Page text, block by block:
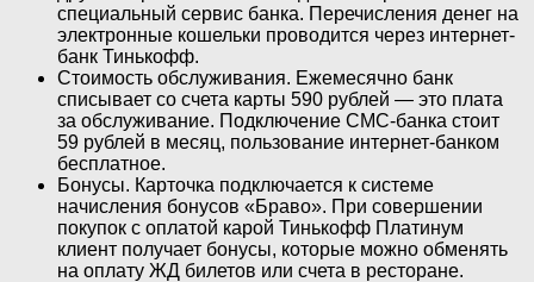
специальный сервис банка. Перечисления денег на
электронные кошельки проводится через интернет-
банк Тинькофф.
Стоимость обслуживания. Ежемесячно банк
списывает со счета карты 590 рублей — это плата
за обслуживание. Подключение СМС-банка стоит
59 рублей в месяц, пользование интернет-банком
бесплатное.
Бонусы. Карточка подключается к системе
начисления бонусов «Браво». При совершении
покупок с оплатой карой Тинькофф Платинум
клиент получает бонусы, которые можно обменять
на оплату ЖД билетов или счета в ресторане.